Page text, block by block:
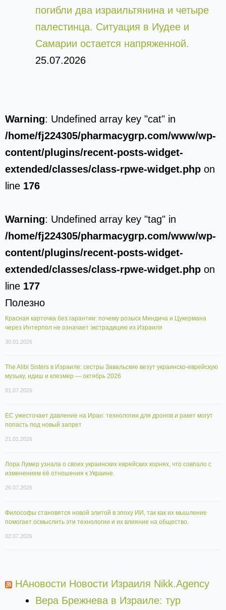
погибли два израильтянина и четыре
палестинца. Ситуация в Иудее и
Самарии остается напряженной.
25.07.2026
Warning: Undefined array key "cat" in
/home/fj224305/pharmacygrp.com/www/wp-
content/plugins/recent-posts-widget-
extended/classes/class-rpwe-widget.php on
line 176
Warning: Undefined array key "tag" in
/home/fj224305/pharmacygrp.com/www/wp-
content/plugins/recent-posts-widget-
extended/classes/class-rpwe-widget.php on
line 177
Полезно
Красная карточка без гарантии: почему розыск Миндича и Цукермана
через Интерпол не означает экстрадицию из Израиля
30.01.2026
The Alibi Sisters в Израиле: сестры Завальские везут украинско-еврейскую
музыку, идиш и клезмер — октябрь 2026
01.07.2026
ЕС ужесточает давление на Иран: технологии для дронов и ракет могут
попасть под новый запрет
21.01.2026
Лора Лумер узнала о своих украинских еврейских корнях, что совпало с
изменением её отношения к Украине.
26.07.2026
Философы становятся новой элитой в эпоху ИИ, так как их мышление
помогает осмыслить эти технологии и их влияние на общество.
02.07.2026
НАновости Новости Израиля Nikk.Agency
Вера Брежнева в Израиле: тур